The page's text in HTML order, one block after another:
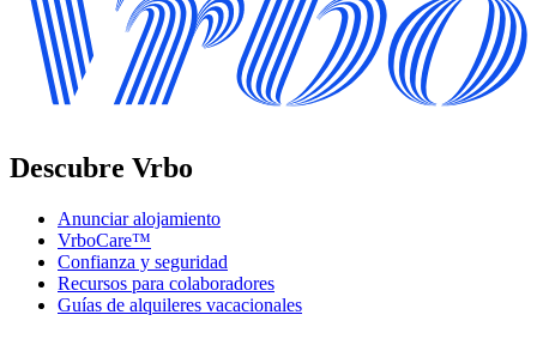
Descubre Vrbo
Anunciar alojamiento
VrboCare™
Confianza y seguridad
Recursos para colaboradores
Guías de alquileres vacacionales